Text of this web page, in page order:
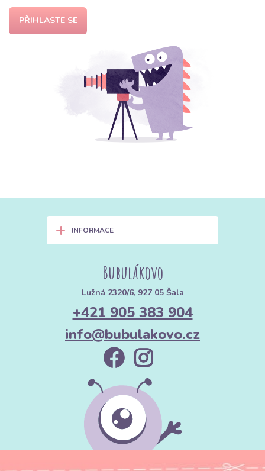
PŘIHLASTE SE
+ INFORMACE
Bubulákovo
Lužná 2320/6, 927 05 Šala
+421 905 383 904
info@bubulakovo.cz